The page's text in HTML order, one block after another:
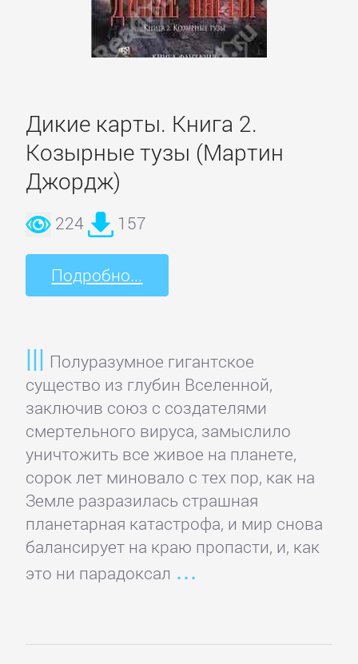
Дикие карты. Книга 2.
Козырные тузы (Мартин
Джордж)
224 157
Подробно...
Полуразумное гигантское
существо из глубин Вселенной,
заключив союз с создателями
смертельного вируса, замыслило
уничтожить все живое на планете,
сорок лет миновало с тех пор, как на
Земле разразилась страшная
планетарная катастрофа, и мир снова
балансирует на краю пропасти, и, как
это ни парадоксал
Исторические
любовные
Короткие
любовные
романы
Любовно-
фантастические
романы
любовные
романы
Современные
любовные
романы
Эротическая
литература